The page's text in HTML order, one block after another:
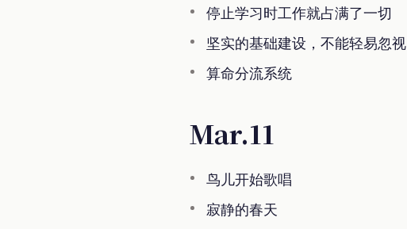
停止学习时工作就占满了一切
坚实的基础建设，不能轻易忽视
算命分流系统
Mar.11
鸟儿开始歌唱
寂静的春天